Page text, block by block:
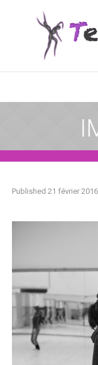
Published 21 février 2016